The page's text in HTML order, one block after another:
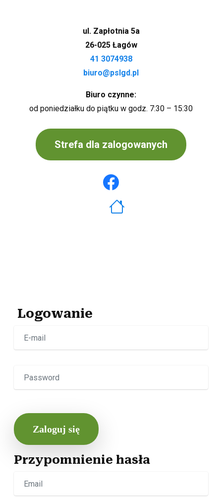
ul. Zapłotnia 5a
26-025 Łagów
41 3074938
biuro@pslgd.pl
Biuro czynne:
od poniedziałku do piątku w godz. 7:30 – 15:30
Strefa dla zalogowanych
Logowanie
Zaloguj się
Przypomnienie hasła